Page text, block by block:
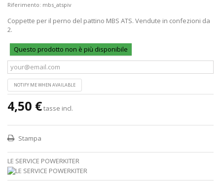
Riferimento: mbs_atspiv
Coppette per il perno del pattino MBS ATS. Vendute in confezioni da
2.
Questo prodotto non è più disponibile
NOTIFY ME WHEN AVAILABLE
4,50 €tasse incl.
Stampa
LE SERVICE POWERKITER